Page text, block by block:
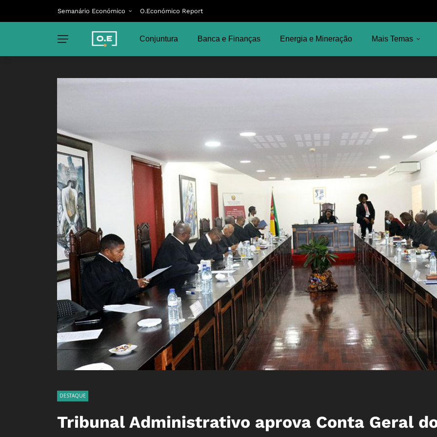
Semanário Económico O.Económico Report
Conjuntura Banca e Finanças Energia e Mineração Mais Temas
DESTAQUE
Tribunal Administrativo aprova Conta Geral